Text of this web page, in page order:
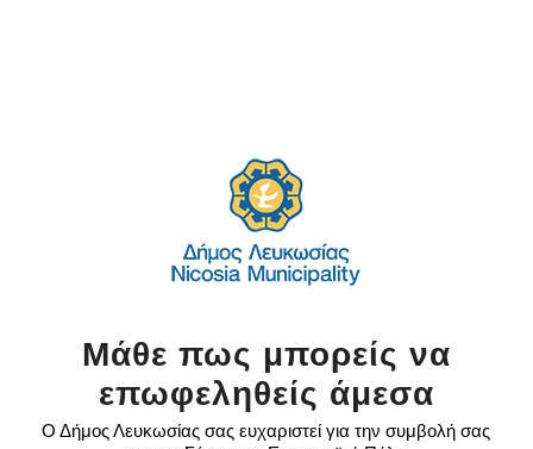
Μάθε πως μπορείς να
επωφεληθείς άμεσα
Ο Δήμος Λευκωσίας σας ευχαριστεί για την συμβολή σας